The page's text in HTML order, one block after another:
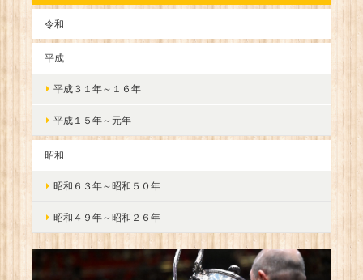
令和
平成
平成３１年～１６年
平成１５年～元年
昭和
昭和６３年～昭和５０年
昭和４９年～昭和２６年